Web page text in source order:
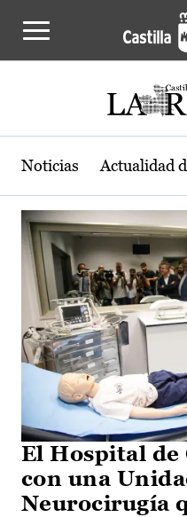
Actualidad de la
Noticias Actualidad
El Hospital de
con una
Neurocirugía